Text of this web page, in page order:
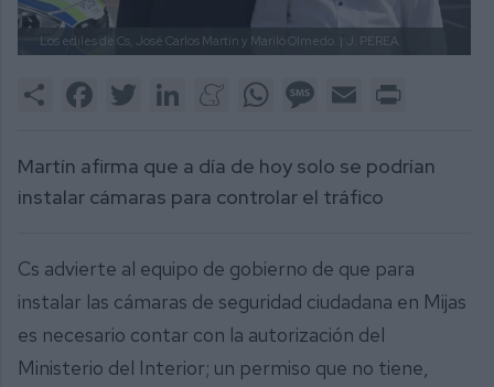
Los ediles de Cs, José Carlos Martín y Mariló Olmedo. | J. PEREA.
Share FacebookTwitter LinkedInMeneameWhatsAppMessage
Email
Martín afirma que a día de hoy solo se podrían
instalar cámaras para controlar el tráfico
Cs advierte al equipo de gobierno de que para
instalar las cámaras de seguridad ciudadana en Mijas
es necesario contar con la autorización del
Ministerio del Interior; un permiso que no tiene,